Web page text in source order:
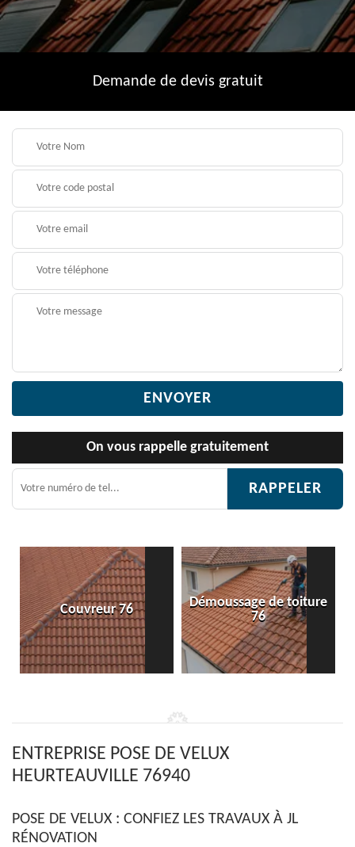
Demande de devis gratuit
On vous rappelle gratuitement
76
Démoussage de toiture
Etanchéité
ENTREPRISE POSE DE VELUX
HEURTEAUVILLE 76940
POSE DE VELUX : CONFIEZ LES TRAVAUX À JL
RÉNOVATION